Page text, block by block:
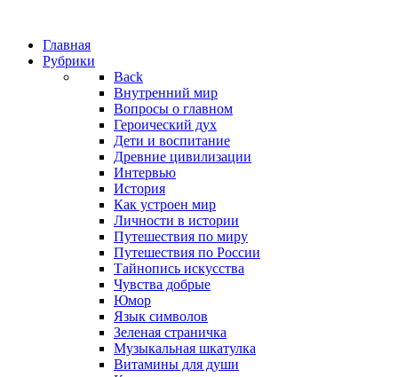
Главная
Рубрики
Back
Внутренний мир
Вопросы о главном
Героический дух
Дети и воспитание
Древние цивилизации
Интервью
История
Как устроен мир
Личности в истории
Путешествия по миру
Путешествия по России
Тайнопись искусства
Чувства добрые
Юмор
Язык символов
Зеленая страничка
Музыкальная шкатулка
Витамины для души